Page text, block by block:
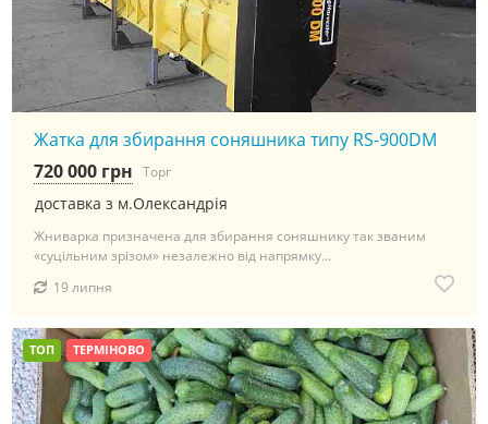
Жатка для збирання соняшника типу RS-900DM
доставка з м.Олександрія
720 000 грн Торг
Жниварка призначена для збирання соняшнику так званим
«суцільним зрізом» незалежно від напрямку...
19 липня
ТОП ТЕРМІНОВО